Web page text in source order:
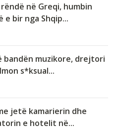
në Greqi, humbin
e bir nga Shqip...
bandën muzikore, drejtori
s*ksual...
jetë kamarierin dhe
e hotelit në...